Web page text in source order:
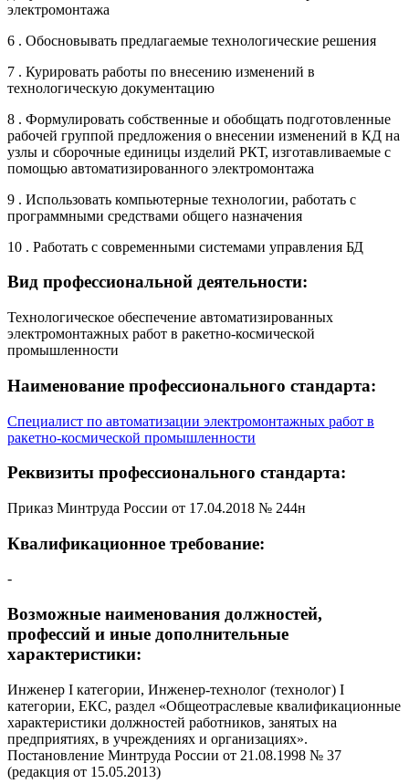
электромонтажа
6 . Обосновывать предлагаемые технологические решения
7 . Курировать работы по внесению изменений в
технологическую документацию
8 . Формулировать собственные и обобщать подготовленные
рабочей группой предложения о внесении изменений в КД на
узлы и сборочные единицы изделий РКТ, изготавливаемые с
помощью автоматизированного электромонтажа
9 . Использовать компьютерные технологии, работать с
программными средствами общего назначения
10 . Работать с современными системами управления БД
Вид профессиональной деятельности:
Технологическое обеспечение автоматизированных
электромонтажных работ в ракетно-космической
промышленности
Наименование профессионального стандарта:
Специалист по автоматизации электромонтажных работ в
ракетно-космической промышленности
Реквизиты профессионального стандарта:
Приказ Минтруда России от 17.04.2018 № 244н
Квалификационное требование:
-
Возможные наименования должностей,
профессий и иные дополнительные
характеристики:
Инженер I категории, Инженер-технолог (технолог) I
категории, ЕКС, раздел «Общеотраслевые квалификационные
характеристики должностей работников, занятых на
предприятиях, в учреждениях и организациях».
Постановление Минтруда России от 21.08.1998 № 37
(редакция от 15.05.2013)